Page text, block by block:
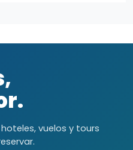
vuelos y tours